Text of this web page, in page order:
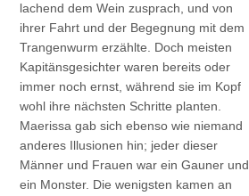
lachend dem Wein zusprach, und von
ihrer Fahrt und der Begegnung mit dem
Trangenwurm erzählte. Doch meisten
Kapitänsgesichter waren bereits oder
immer noch ernst, während sie im Kopf
wohl ihre nächsten Schritte planten.
Maerissa gab sich ebenso wie niemand
anderes Illusionen hin; jeder dieser
Männer und Frauen war ein Gauner und
ein Monster. Die wenigsten kamen an